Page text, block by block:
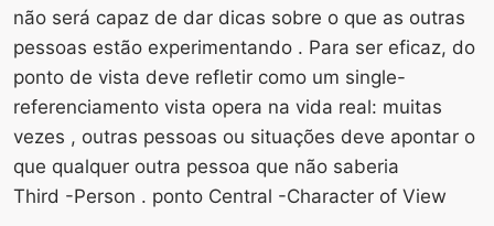
não será capaz de dar dicas sobre o que as outras
pessoas estão experimentando . Para ser eficaz, do
ponto de vista deve refletir como um single-
referenciamento vista opera na vida real: muitas
vezes , outras pessoas ou situações deve apontar o
que qualquer outra pessoa que não saberia
Third -Person . ponto Central -Character of View